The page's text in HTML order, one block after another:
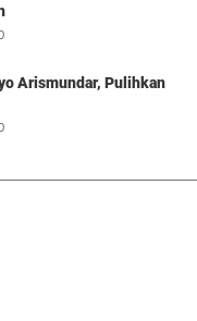
Arismundar, Pulihkan